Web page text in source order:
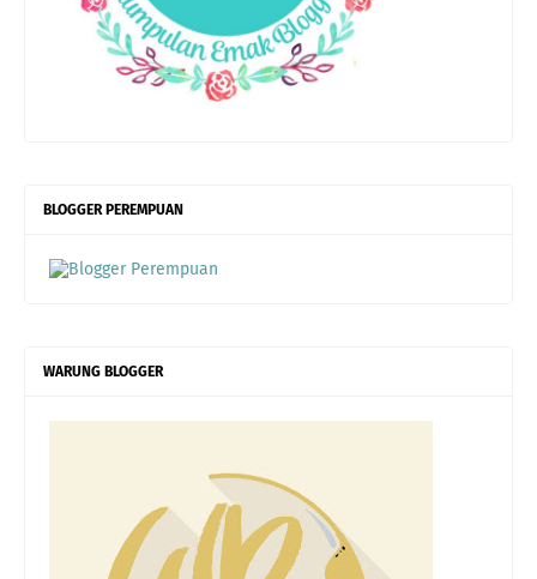
BLOGGER PEREMPUAN
WARUNG BLOGGER